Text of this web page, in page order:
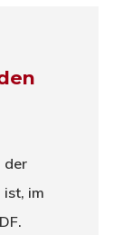
der
ist, im